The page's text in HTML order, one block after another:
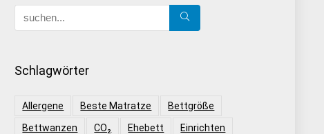
Schlagwörter
Allergene Beste Matratze
Bettgröße
Bettwanzen
CO₂ Ehebett
Einrichten